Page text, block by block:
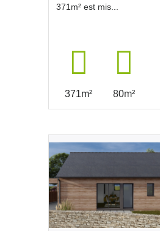
371m² est mis...
371m² 80m²